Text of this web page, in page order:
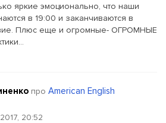
яркие эмоционально, что наши
в 19:00 и заканчиваются в
Плюс еще и огромные- ОГРОМНЫЕ
про American English
20:52